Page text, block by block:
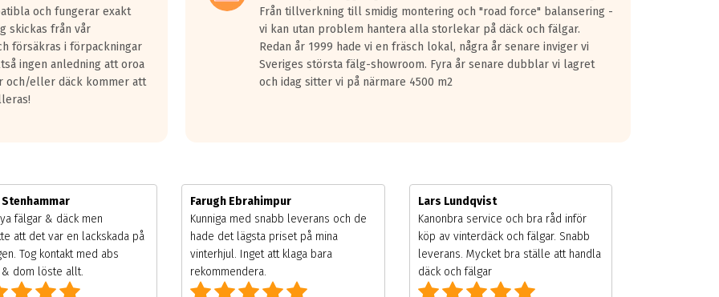
och fungerar exakt
skickas från vår
försäkras i förpackningar
ingen anledning att oroa
och/eller däck kommer att
Från tillverkning till smidig montering och "road force" balansering -
vi kan utan problem hantera alla storlekar på däck och fälgar.
Redan år 1999 hade vi en fräsch lokal, några år senare inviger vi
Sveriges största fälg-showroom. Fyra år senare dubblar vi lagret
och idag sitter vi på närmare 4500 m2
Stenhammar
fälgar & däck men
att det var en lackskada på
Tog kontakt med abs
dom löste allt.
Farugh Ebrahimpur
Kunniga med snabb leverans och de
hade det lägsta priset på mina
vinterhjul. Inget att klaga bara
rekommendera.
Lars Lundqvist
Kanonbra service och bra råd inför
köp av vinterdäck och fälgar. Snabb
leverans. Mycket bra ställe att handla
däck och fälgar